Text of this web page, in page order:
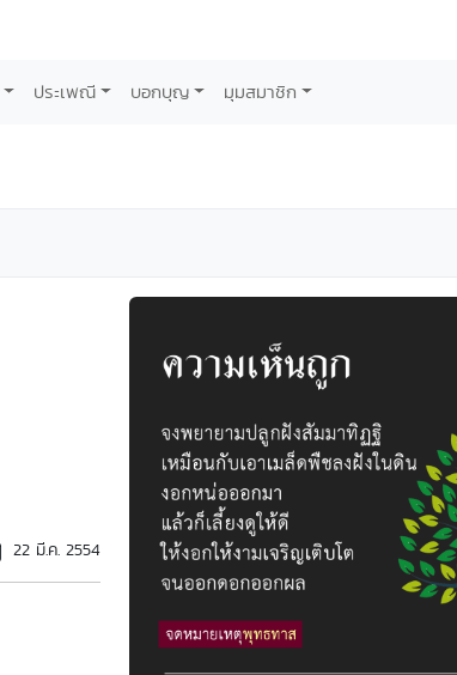
ประเพณี บอกบุญ มุมสมาชิก
22 มี.ค. 2554